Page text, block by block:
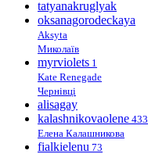
tatyanakruglyak
oksanagorodeckaya
Aksyta
Миколаїв
myrviolets 1
Kate Renegade
Чернівці
alisagay
kalashnikovaolene 433
Елена Калашникова
fialkielenu 73